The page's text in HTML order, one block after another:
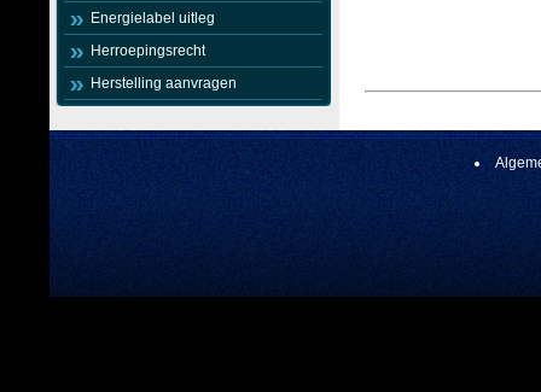
Energielabel uitleg
Herroepingsrecht
Herstelling aanvragen